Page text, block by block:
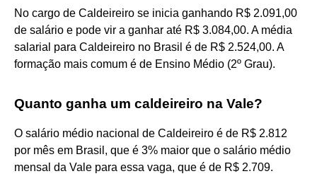
No cargo de Caldeireiro se inicia ganhando R$ 2.091,00
de salário e pode vir a ganhar até R$ 3.084,00. A média
salarial para Caldeireiro no Brasil é de R$ 2.524,00. A
formação mais comum é de Ensino Médio (2º Grau).
Quanto ganha um caldeireiro na Vale?
O salário médio nacional de Caldeireiro é de R$ 2.812
por mês em Brasil, que é 3% maior que o salário médio
mensal da Vale para essa vaga, que é de R$ 2.709.